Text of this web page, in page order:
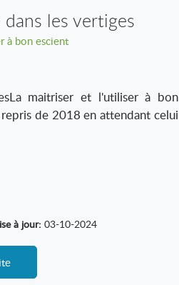
les vertiges
à bon escient
maitriser et l'utiliser à bon
de 2018 en attendant celui
à jour: 03-10-2024